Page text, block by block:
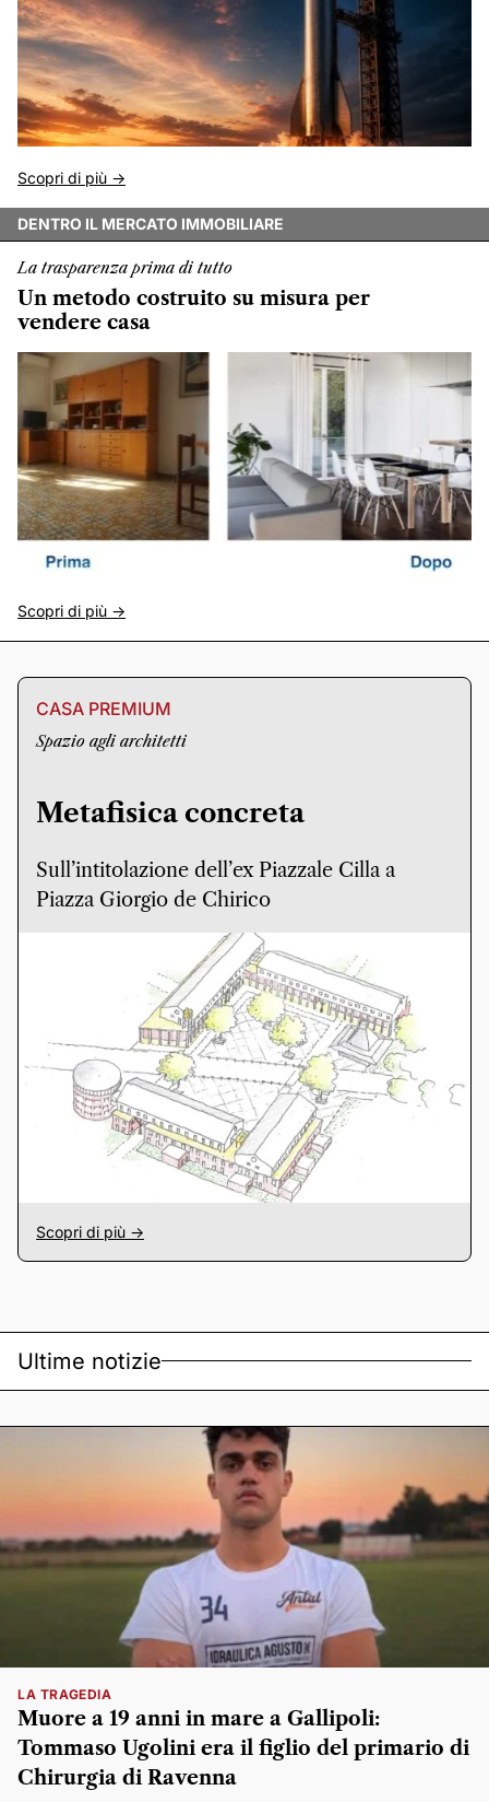
Scopri di più ->
DENTRO IL MERCATO IMMOBILIARE
La trasparenza prima di tutto
Un metodo costruito su misura per
vendere casa
Scopri di più ->
CASA PREMIUM
Spazio agli architetti
Metafisica concreta
Sull’intitolazione dell’ex Piazzale Cilla a
Piazza Giorgio de Chirico
Scopri di più ->
Ultime notizie
LA TRAGEDIA
Muore a 19 anni in mare a Gallipoli:
Tommaso Ugolini era il figlio del primario di
Chirurgia di Ravenna